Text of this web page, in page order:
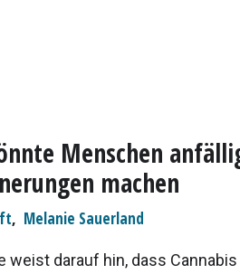
Menschen
machen
, Melanie Sauerland
weist darauf hin, dass